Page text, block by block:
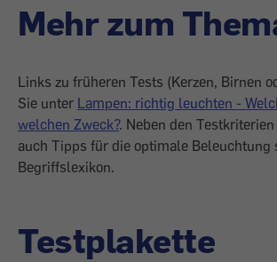
Mehr zum
Links zu früheren Tests (Kerzen, Birnen
Sie unter Lampen: richtig leuchten -
welchen Zweck?. Neben den
auch Tipps für die optimale Beleuchtung
Begriffslexikon.
Testplakette